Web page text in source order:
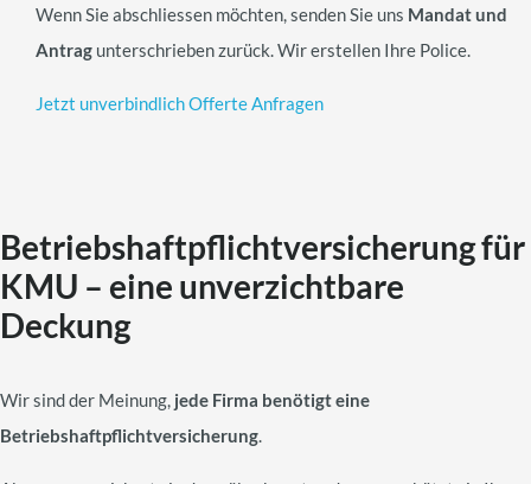
Wenn Sie abschliessen möchten, senden Sie uns Mandat und
Antrag unterschrieben zurück. Wir erstellen Ihre Police.
Jetzt unverbindlich Offerte Anfragen
Betriebshaftpflichtversicherung für
KMU – eine unverzichtbare
Deckung
Wir sind der Meinung, jede Firma benötigt eine
Betriebshaftpflichtversicherung.